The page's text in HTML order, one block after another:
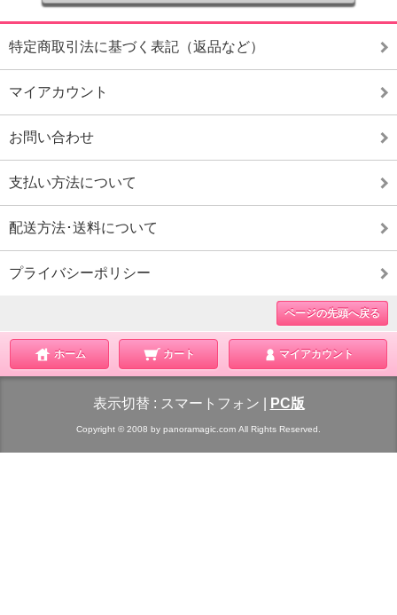
特定商取引法に基づく表記（返品など）
マイアカウント
お問い合わせ
支払い方法について
配送方法･送料について
プライバシーポリシー
ページの先頭へ戻る
ホーム カート マイアカウント
表示切替 : スマートフォン PC版
Copyright © 2008 by panoramagic.com All Rights Reserved.